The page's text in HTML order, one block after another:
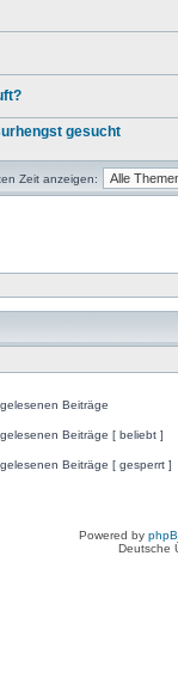
gesucht
Zeit anzeigen:
Beiträge
Beiträge [ beliebt ]
Beiträge [ gesperrt ]
Powered by
Deutsche